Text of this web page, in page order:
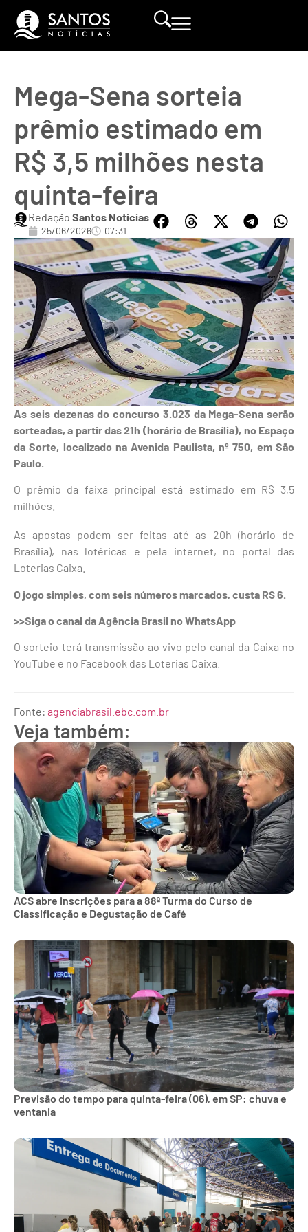
Mega-Sena sorteia
prêmio estimado em
R$ 3,5 milhões nesta
quinta-feira
Redação Santos Notícias
25/06/2026 07:31
As seis dezenas do concurso 3.023 da Mega-Sena serão
sorteadas, a partir das 21h (horário de Brasília), no Espaço
da Sorte, localizado na Avenida Paulista, nº 750, em São
Paulo.
O prêmio da faixa principal está estimado em R$ 3,5
milhões.
As apostas podem ser feitas até as 20h (horário de
Brasília), nas lotéricas e pela internet, no portal das
Loterias Caixa.
O jogo simples, com seis números marcados, custa R$ 6.
>>Siga o canal da Agência Brasil no WhatsApp
O sorteio terá transmissão ao vivo pelo canal da Caixa no
YouTube e no Facebook das Loterias Caixa.
Fonte: agenciabrasil.ebc.com.br
Veja também:
ACS abre inscrições para a 88ª Turma do Curso de
Classificação e Degustação de Café
Previsão do tempo para quinta-feira (06), em SP: chuva e
ventania